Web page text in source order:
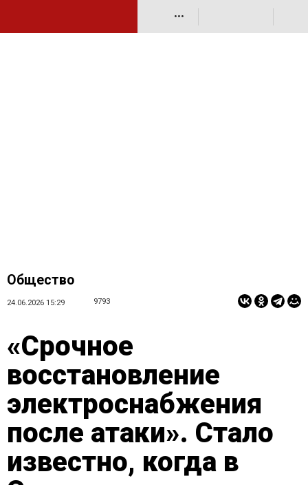
•••
Общество
24.06.2026 15:29 9793
«Срочное
восстановление
электроснабжения
после атаки». Cтало
известно, когда в